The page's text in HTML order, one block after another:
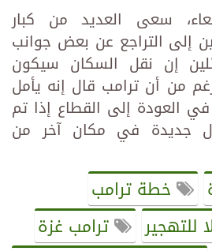
سعى العديد من كبار
إلى التراجع عن بعض جوانب
إن نقل السكان سيكون
من أن ترامب قال إنه يأمل
العودة إلى القطاع إذا تم
جديدة في مكان آخر من
خطة ترامب
للتهجير
ترامب غزة